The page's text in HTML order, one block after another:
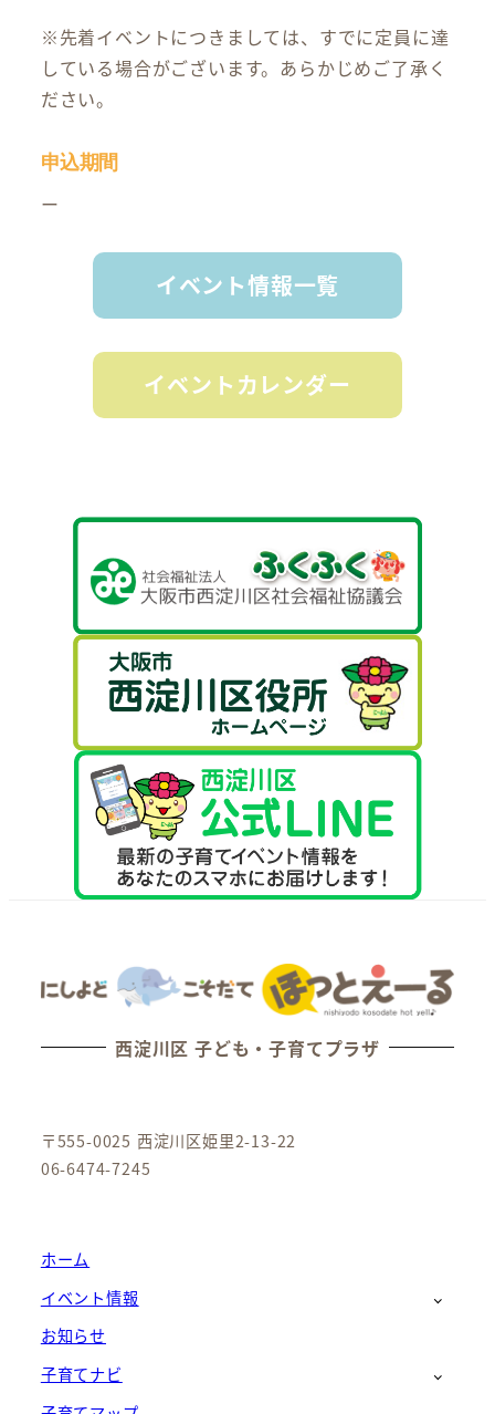
※先着イベントにつきましては、すでに定員に達
している場合がございます。あらかじめご了承く
ださい。
申込期間
ー
イベント情報一覧
イベントカレンダー
西淀川区 子ども・子育てプラザ
〒555-0025 西淀川区姫里2-13-22
06-6474-7245
ホーム
イベント情報
お知らせ
子育てナビ